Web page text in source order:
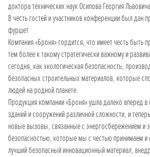
доктора технических наук Осипова Георгия
В честь гостей и участников конференции был дан
фуршет
Компания «Броня» гордится, что имеет честь быть
тем более к такому стратегически важному и
сегодня, как экологическая безопасность,
безопасных строительных материалов, которые
людей на родной планете.
Продукция компании «Броня» ушла далеко вперед в
зданий и сооружений различной сложности, и
новые вызовы, связанные с энергосбережением и
безопасностью, которые мы с честью принимаем
лучший безопасный инновационный материал,